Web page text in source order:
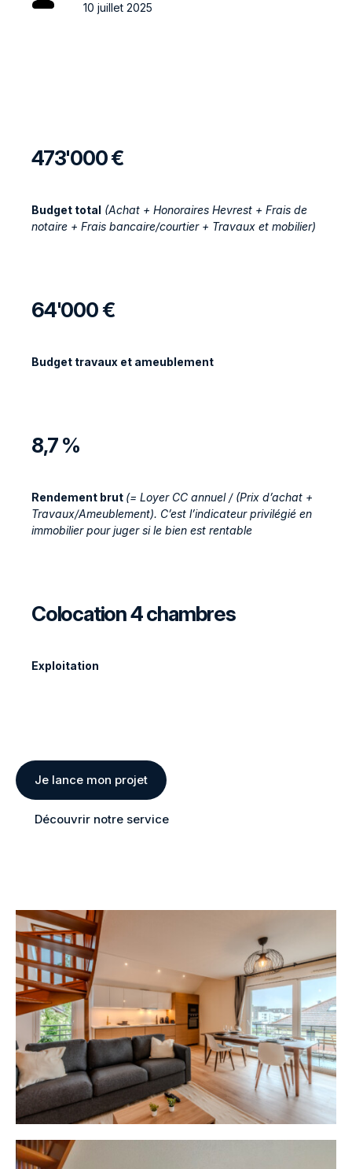
10 juillet 2025
473'000 €
Budget total (Achat + Honoraires Hevrest + Frais de
notaire + Frais bancaire/courtier + Travaux et mobilier)
64'000 €
Budget travaux et ameublement
8,7 %
Rendement brut (= Loyer CC annuel / (Prix d’achat +
Travaux/Ameublement). C’est l’indicateur privilégié en
immobilier pour juger si le bien est rentable
Colocation 4 chambres
Exploitation
Je lance mon projet
Découvrir notre service